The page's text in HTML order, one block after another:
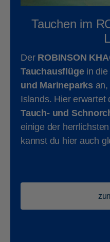
Tauchen im
Der ROBINSON
Tauchausflügein die
und Marineparks
Islands. Hier erwartet
Tauch- und
einige der herrlichsten
kannst du hier auch